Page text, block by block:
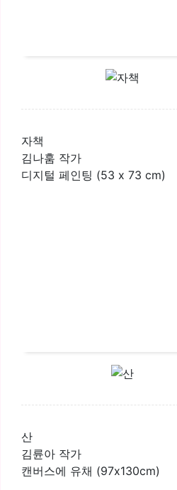
자책
김나훔 작가
디지털 페인팅 (53 x 73 cm)
산
김륜아 작가
캔버스에 유채 (97x130cm)